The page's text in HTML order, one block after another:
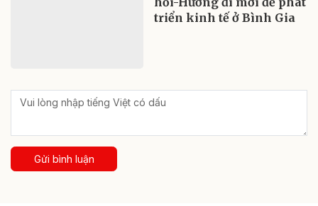
triển kinh tế ở Bình Gia
Gửi bình luận